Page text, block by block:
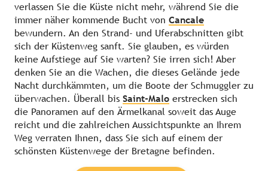
verlassen Sie die Küste nicht mehr, während Sie die
immer näher kommende Bucht von Cancale
bewundern. An den Strand- und Uferabschnitten gibt
sich der Küstenweg sanft. Sie glauben, es würden
keine Aufstiege auf Sie warten? Sie irren sich! Aber
denken Sie an die Wachen, die dieses Gelände jede
Nacht durchkämmten, um die Boote der Schmuggler zu
überwachen. Überall bis Saint-Malo erstrecken sich
die Panoramen auf den Ärmelkanal soweit das Auge
reicht und die zahlreichen Aussichtspunkte an Ihrem
Weg verraten Ihnen, dass Sie sich auf einem der
schönsten Küstenwege der Bretagne befinden.